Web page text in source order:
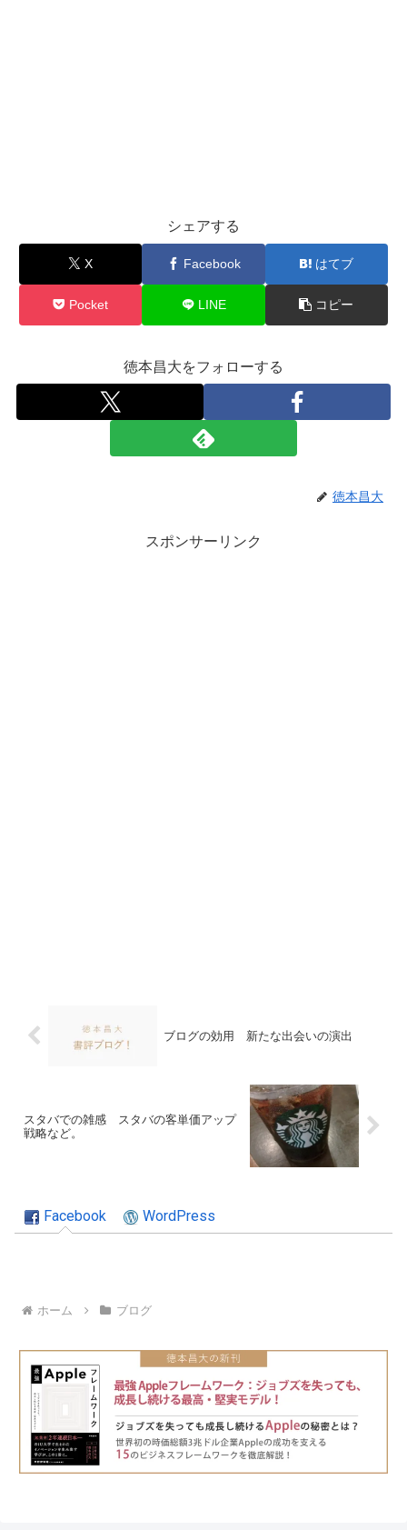
シェアする
X Facebook はてブ
Pocket LINE コピー
徳本昌大をフォローする
徳本昌大
スポンサーリンク
ブログの効用 新たな出会いの演出
スタバでの雑感 スタバの客単価アップ
戦略など。
Facebook WordPress
ホーム ブログ